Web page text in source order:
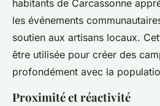
habitants de Carcassonne
les événements
soutien aux artisans locaux.
être utilisée pour créer des
profondément avec la
Proximité et réactivité